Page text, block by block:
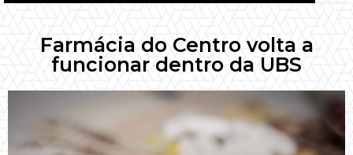
Farmácia do Centro volta a
funcionar dentro da UBS